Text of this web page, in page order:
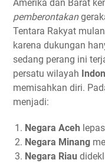
Amerika dan Barat
pemberontakan
Tentara Rakyat
karena dukungan
sedang perang ini
persatu wilayah
memisahkan diri.
menjadi:
Negara Aceh
Negara Minang
Negara Riau